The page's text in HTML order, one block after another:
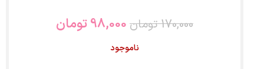
170,000 تومان 98,000تومان
ناموجود